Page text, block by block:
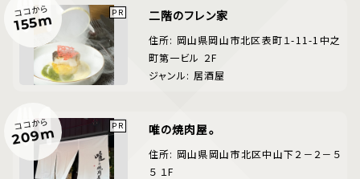
ココから
155m 二階のフレン家
住所: 岡山県岡山市北区表町１-11-1中之
町第一ビル ２F
ジャンル: 居酒屋
ココから
209m 唯の焼肉屋。
住所: 岡山県岡山市北区中山下２－２－５
５ １F